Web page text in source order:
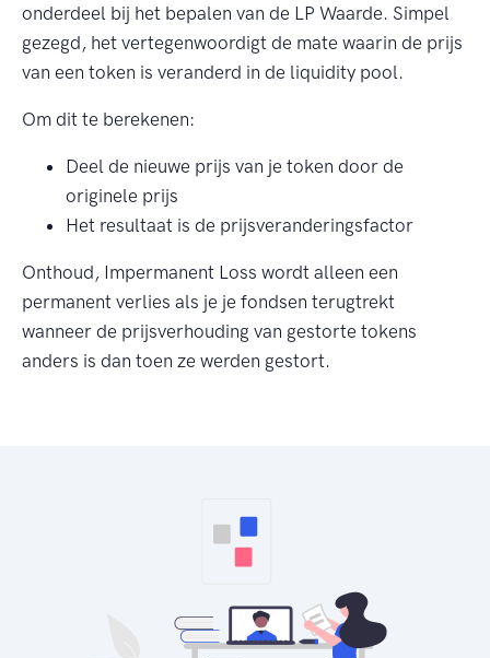
onderdeel bij het bepalen van de LP Waarde. Simpel
gezegd, het vertegenwoordigt de mate waarin de prijs
van een token is veranderd in de liquidity pool.
Om dit te berekenen:
Deel de nieuwe prijs van je token door de
originele prijs
Het resultaat is de prijsveranderingsfactor
Onthoud, Impermanent Loss wordt alleen een
permanent verlies als je je fondsen terugtrekt
wanneer de prijsverhouding van gestorte tokens
anders is dan toen ze werden gestort.